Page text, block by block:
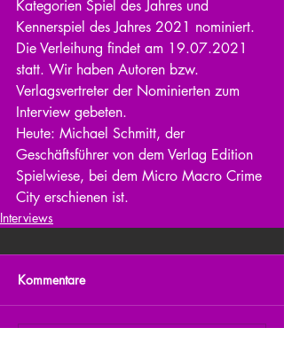
Kategorien Spiel des Jahres und
Kennerspiel des Jahres 2021 nominiert.
Die Verleihung findet am 19.07.2021
statt. Wir haben Autoren bzw.
Verlagsvertreter der Nominierten zum
Interview gebeten.
Heute: Michael Schmitt, der
Geschäftsführer von dem Verlag Edition
Spielwiese, bei dem Micro Macro Crime
City erschienen ist.
Interviews
Kommentare